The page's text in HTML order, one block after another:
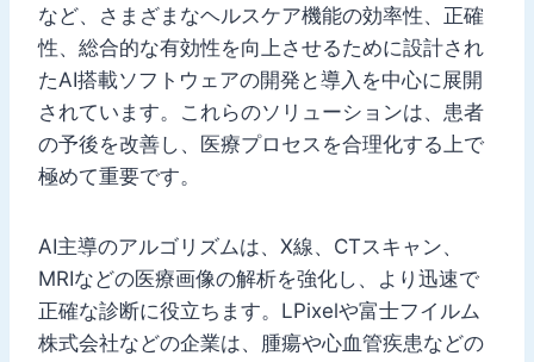
など、さまざまなヘルスケア機能の効率性、正確
性、総合的な有効性を向上させるために設計され
たAI搭載ソフトウェアの開発と導入を中心に展開
されています。これらのソリューションは、患者
の予後を改善し、医療プロセスを合理化する上で
極めて重要です。
AI主導のアルゴリズムは、X線、CTスキャン、
MRIなどの医療画像の解析を強化し、より迅速で
正確な診断に役立ちます。LPixelや富士フイルム
株式会社などの企業は、腫瘍や心血管疾患などの